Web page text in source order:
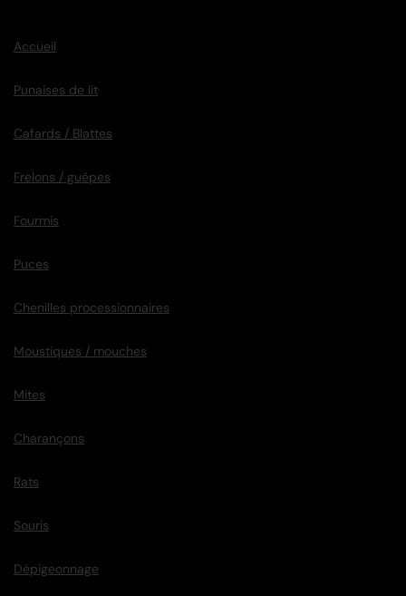
Accueil
Punaises de lit
Cafards / Blattes
Frelons / guêpes
Fourmis
Puces
Chenilles processionnaires
Moustiques / mouches
Mites
Charançons
Rats
Souris
Dépigeonnage